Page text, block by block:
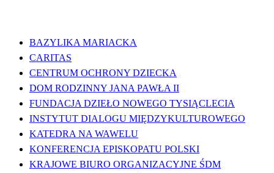
BAZYLIKA MARIACKA
CARITAS
CENTRUM OCHRONY DZIECKA
DOM RODZINNY JANA PAWŁA II
FUNDACJA DZIEŁO NOWEGO TYSIĄCLECIA
INSTYTUT DIALOGU MIĘDZYKULTUROWEGO
KATEDRA NA WAWELU
KONFERENCJA EPISKOPATU POLSKI
KRAJOWE BIURO ORGANIZACYJNE ŚDM